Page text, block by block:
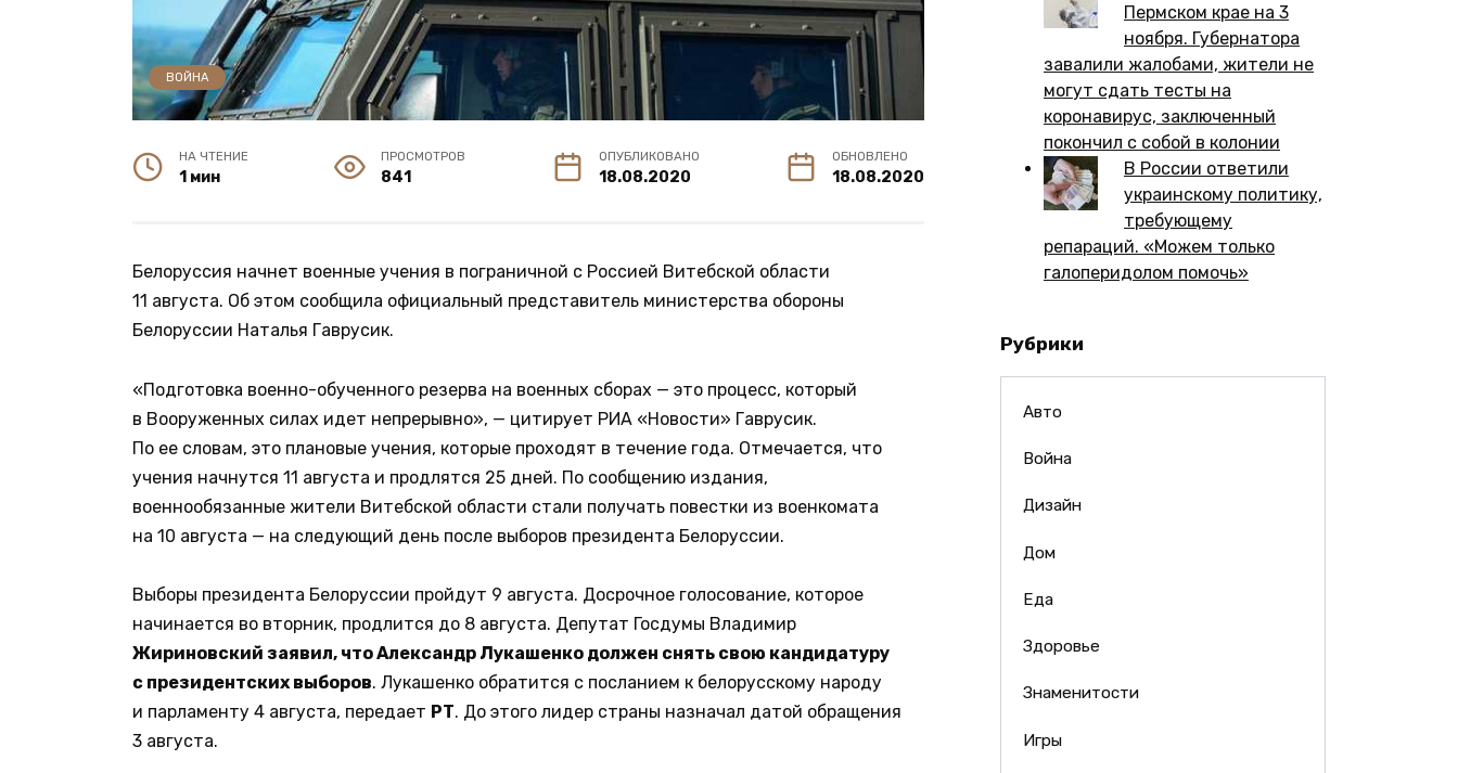
ВОЙНА
НА ЧТЕНИЕ
1 мин
ПРОСМОТРОВ
841
ОПУБЛИКОВАНО
18.08.2020
ОБНОВЛЕНО
18.08.2020
Белоруссия начнет военные учения в пограничной с Россией Витебской области
11 августа. Об этом сообщила официальный представитель министерства обороны
Белоруссии Наталья Гаврусик.
«Подготовка военно-обученного резерва на военных сборах — это процесс, который
в Вооруженных силах идет непрерывно», — цитирует РИА «Новости» Гаврусик.
По ее словам, это плановые учения, которые проходят в течение года. Отмечается, что
учения начнутся 11 августа и продлятся 25 дней. По сообщению издания,
военнообязанные жители Витебской области стали получать повестки из военкомата
на 10 августа — на следующий день после выборов президента Белоруссии.
Выборы президента Белоруссии пройдут 9 августа. Досрочное голосование, которое
начинается во вторник, продлится до 8 августа. Депутат Госдумы Владимир
Жириновский заявил, что Александр Лукашенко должен снять свою кандидатуру
с президентских выборов. Лукашенко обратится с посланием к белорусскому народу
и парламенту 4 августа, передает РТ. До этого лидер страны назначал датой обращения
3 августа.
Пермском крае на 3
ноября. Губернатора
завалили жалобами, жители не
могут сдать тесты на
коронавирус, заключенный
покончил с собой в колонии
В России ответили
украинскому политику,
требующему
репараций. «Можем только
галоперидолом помочь»
Рубрики
Авто
Война
Дизайн
Дом
Еда
Здоровье
Знаменитости
Игры